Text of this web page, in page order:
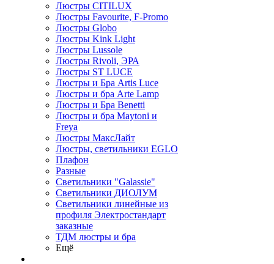
Люстры CITILUX
Люстры Favourite, F-Promo
Люстры Globo
Люстры Kink Light
Люстры Lussole
Люстры Rivoli, ЭРА
Люстры ST LUCE
Люстры и Бра Artis Luce
Люстры и бра Arte Lamp
Люстры и Бра Benetti
Люстры и бра Maytoni и
Freya
Люстры МаксЛайт
Люстры, светильники EGLO
Плафон
Разные
Светильники "Galassie"
Светильники ДИОЛУМ
Светильники линейные из
профиля Электростандарт
заказные
ТДМ люстры и бра
Ещё